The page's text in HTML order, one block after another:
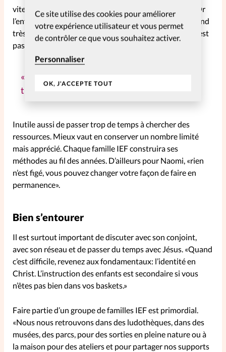
Ce site utilise des cookies pour améliorer
votre expérience utilisateur et vous permet
de contrôler ce que vous souhaitez activer.
Personnaliser
OK, J'ACCEPTE TOUT
vite épuisées ou découragées», met en garde Naomi. «Or
l’enfant sans handicap ou problèmes particuliers apprend
très vite et très bien.» Se caler sur un rythme scolaire n’est
pas nécessaire.
trop et sont vite épuisées.
Inutile aussi de passer trop de temps à chercher des
ressources. Mieux vaut en conserver un nombre limité
mais apprécié. Chaque famille IEF construira ses
méthodes au fil des années. D’ailleurs pour Naomi, «rien
n’est figé, vous pouvez changer votre façon de faire en
permanence».
Bien s’entourer
Il est surtout important de discuter avec son conjoint,
avec son réseau et de passer du temps avec Jésus. «Quand
c’est difficile, revenez aux fondamentaux: l’identité en
Christ. L’instruction des enfants est secondaire si vous
n’êtes pas bien dans vos baskets.»
Faire partie d’un groupe de familles IEF est primordial.
«Nous nous retrouvons dans des ludothèques, dans des
musées, des parcs, pour des sorties en pleine nature ou à
la maison pour des ateliers et pour partager nos supports